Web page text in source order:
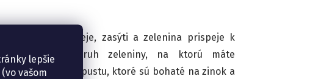
lepšie
vašom
príjemne zahreje, zasýti a zelenina prispeje k
akýkoľvek druh zeleniny, na ktorú máte
kel či kapustu, ktoré sú bohaté na zinok a